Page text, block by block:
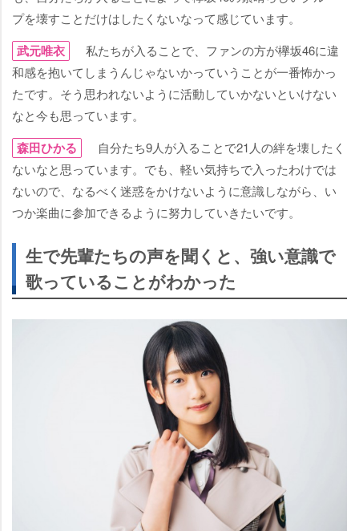
プを壊すことだけはしたくないなって感じています。
武元唯衣
私たちが入ることで、ファンの方が欅坂46に違
和感を抱いてしまうんじゃないかっていうことが一番怖かっ
たです。そう思われないように活動していかないといけない
なと今も思っています。
森田ひかる
自分たち9人が入ることで21人の絆を壊したく
ないなと思っています。でも、軽い気持ちで入ったわけでは
ないので、なるべく迷惑をかけないように意識しながら、い
つか楽曲に参加できるように努力していきたいです。
生で先輩たちの声を聞くと、強い意識で
歌っていることがわかった